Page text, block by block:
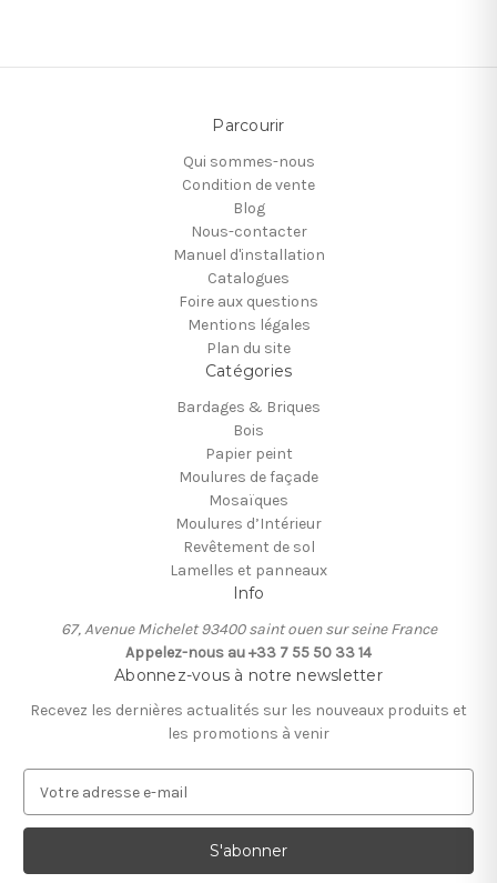
Parcourir
Qui sommes-nous
Condition de vente
Blog
Nous-contacter
Manuel d'installation
Catalogues
Foire aux questions
Mentions légales
Plan du site
Catégories
Bardages & Briques
Bois
Papier peint
Moulures de façade
Mosaïques
Moulures d’Intérieur
Revêtement de sol
Lamelles et panneaux
Info
67, Avenue Michelet 93400 saint ouen sur seine France
Appelez-nous au +33 7 55 50 33 14
Abonnez-vous à notre newsletter
Recevez les dernières actualités sur les nouveaux produits et
les promotions à venir
r
s